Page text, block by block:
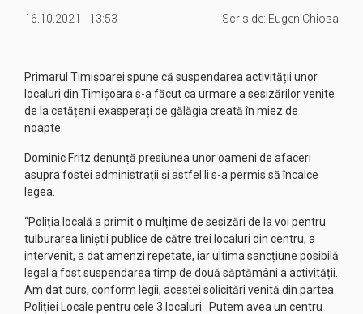
16.10.2021 - 13:53 Scris de: Eugen Chiosa
Primarul Timișoarei spune că suspendarea activității unor
localuri din Timișoara s-a făcut ca urmare a sesizărilor venite
de la cetățenii exasperați de gălăgia creată în miez de
noapte.
Dominic Fritz denunță presiunea unor oameni de afaceri
asupra fostei administrații și astfel li s-a permis să încalce
legea.
“Poliția locală a primit o mulțime de sesizări de la voi pentru
tulburarea liniștii publice de către trei localuri din centru, a
intervenit, a dat amenzi repetate, iar ultima sancțiune posibilă
legal a fost suspendarea timp de două săptămâni a activității.
Am dat curs, conform legii, acestei solicitări venită din partea
Poliției Locale pentru cele 3 localuri. Putem avea un centru